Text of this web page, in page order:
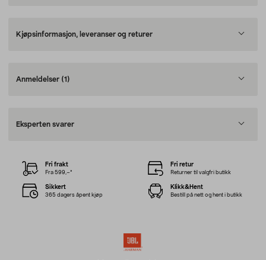
Kjøpsinformasjon, leveranser og returer
Anmeldelser (1)
Eksperten svarer
Fri frakt
Fra 599,–*
Fri retur
Returner til valgfri butikk
Sikkert
365 dagers åpent kjøp
Klikk&Hent
Bestill på nett og hent i butikk